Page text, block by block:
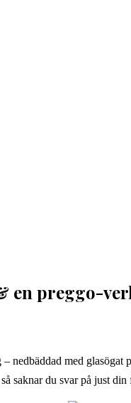
en preggo-
med glasögat
saknar du svar på just din